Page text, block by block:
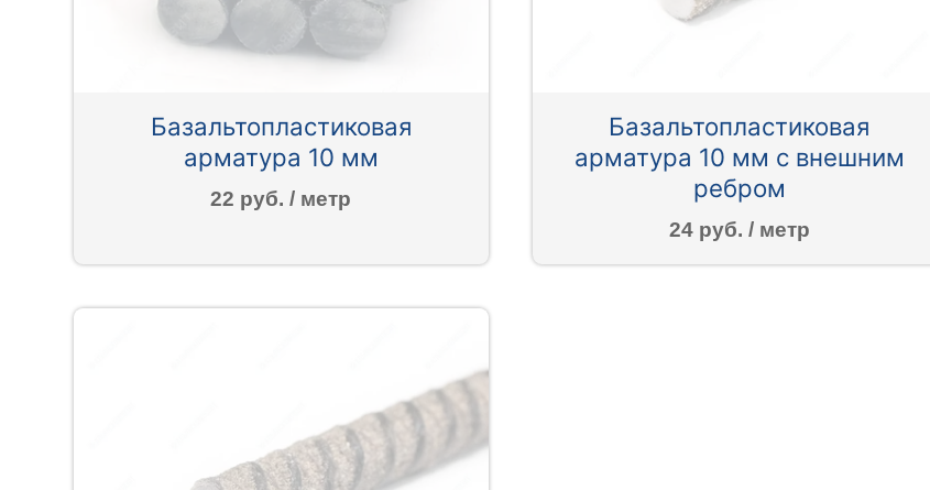
Базальтопластиковая
арматура 10 мм
22 руб. / метр
Базальтопластиковая
арматура 10 мм с внешним
ребром
24 руб. / метр